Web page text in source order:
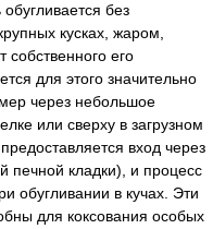
без
кусках, жаром,
его
для этого значительно
через небольшое
или сверху в загрузном
вход через
печной кладки), и процесс
обугливании в кучах. Эти
для коксования особых